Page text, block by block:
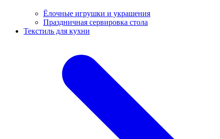
Ёлочные игрушки и украшения
Праздничная сервировка стола
Текстиль для кухни